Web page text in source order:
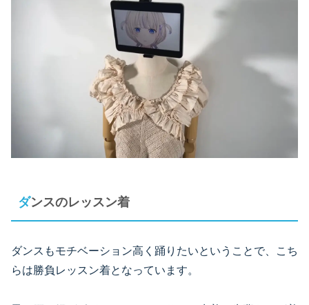
ダンスのレッスン着
ダンスもモチベーション高く踊りたいということで、こち
らは勝負レッスン着となっています。